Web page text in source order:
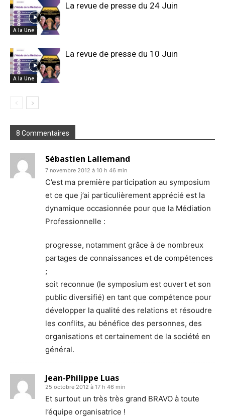
A la Une
La revue de presse du 24 Juin
A la Une
La revue de presse du 10 Juin
8 Commentaires
Sébastien Lallemand
7 novembre 2012 à 10 h 46 min
C’est ma première participation au symposium
et ce que j’ai particulièrement apprécié est la
dynamique occasionnée pour que la Médiation
Professionnelle :
progresse, notamment grâce à de nombreux
partages de connaissances et de compétences
;
soit reconnue (le symposium est ouvert et son
public diversifié) en tant que compétence pour
développer la qualité des relations et résoudre
les conflits, au bénéfice des personnes, des
organisations et certainement de la société en
général.
Jean-Philippe Luas
25 octobre 2012 à 17 h 46 min
Et surtout un très très grand BRAVO à toute
l’équipe organisatrice !